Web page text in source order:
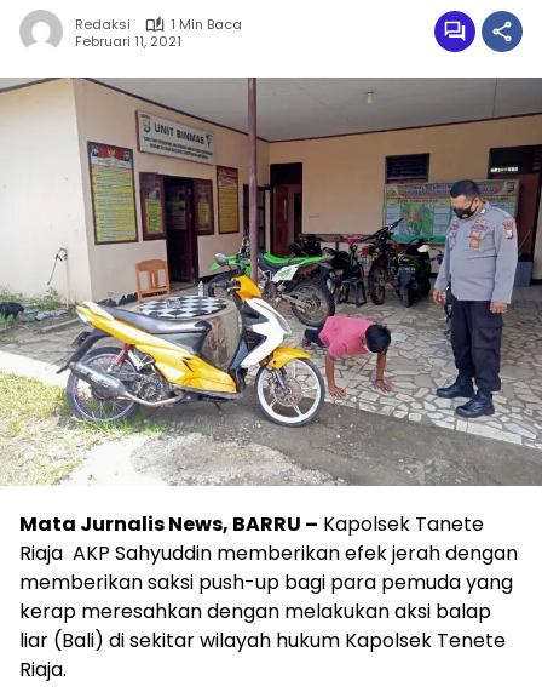
Redaksi
1 Min Baca
Februari 11, 2021
Mata Jurnalis News, BARRU – Kapolsek Tanete
Riaja AKP Sahyuddin memberikan efek jerah dengan
memberikan saksi push-up bagi para pemuda yang
kerap meresahkan dengan melakukan aksi balap
liar (Bali) di sekitar wilayah hukum Kapolsek Tenete
Riaja.